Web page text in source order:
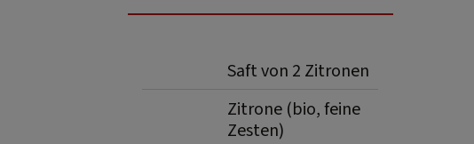
Saft von 2 Zitronen
Zitrone (bio, feine
Zesten)